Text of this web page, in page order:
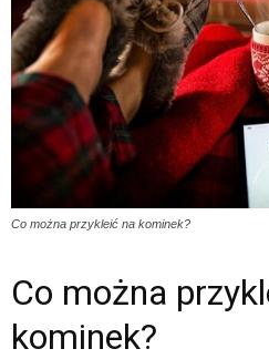
Co można przykleić na kominek?
Co można
kominek?